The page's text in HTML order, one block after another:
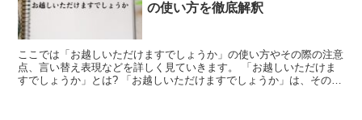
の使い方を徹底解釈
ここでは「お越しいただけますでしょうか」の使い方やその際の注意
点、言い替え表現などを詳しく見ていきます。 「お越しいただけま
すでしょうか」とは? 「お越しいただけますでしょうか」は、その相